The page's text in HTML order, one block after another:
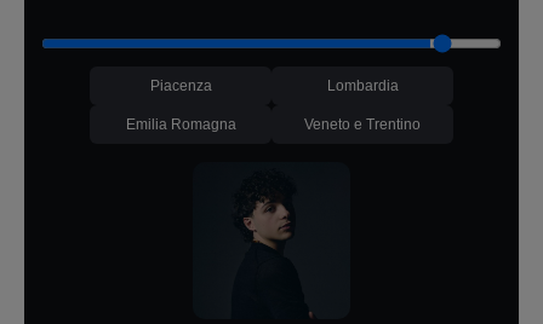
Piacenza Lombardia
Emilia Romagna Veneto e Trentino